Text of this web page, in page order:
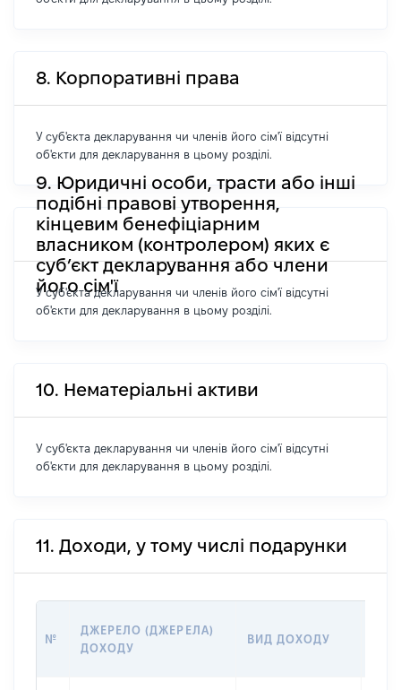
8. Корпоративні права
У суб'єкта декларування чи членів його сім'ї відсутні
об'єкти для декларування в цьому розділі.
9. Юридичні особи, трасти або інші
подібні правові утворення,
кінцевим бенефіціарним
власником (контролером) яких є
суб’єкт декларування або члени
його сім'ї
У суб'єкта декларування чи членів його сім'ї відсутні
об'єкти для декларування в цьому розділі.
10. Нематеріальні активи
У суб'єкта декларування чи членів його сім'ї відсутні
об'єкти для декларування в цьому розділі.
11. Доходи, у тому числі подарунки
№
ДЖЕРЕЛО (ДЖЕРЕЛА)
ДОХОДУ
ВИД ДОХОДУ